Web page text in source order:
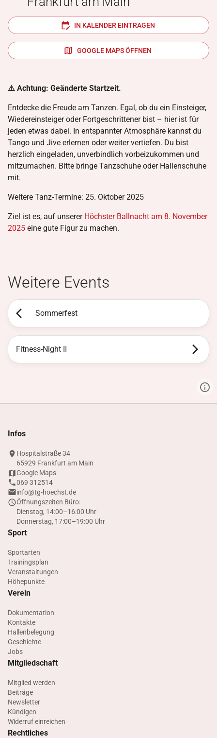
IN KALENDER EINTRAGEN
GOOGLE MAPS ÖFFNEN
⚠️ Achtung: Geänderte Startzeit.
Entdecke die Freude am Tanzen. Egal, ob du ein Einsteiger,
Wiedereinsteiger oder Fortgeschrittener bist – hier ist für
jeden etwas dabei. In entspannter Atmosphäre kannst du
Tango und Jive erlernen oder weiter vertiefen. Du bist
herzlich eingeladen, unverbindlich vorbeizukommen und
mitzumachen. Bitte bringe Tanzschuhe oder Hallenschuhe
mit.
Weitere Tanz-Termine: 25. Oktober 2025
Ziel ist es, auf unserer Höchster Ballnacht am 8. November
2025 eine gute Figur zu machen.
Weitere Events
Sommerfest
Fitness-Night II
Infos
Hospitalstraße 34
65929 Frankfurt am Main
Google Maps
069 312514
info@tg-hoechst.de
Öffnungszeiten Büro:
Dienstag, 14:00–16:00 Uhr
Donnerstag, 17:00–19:00 Uhr
Sport
Sportarten
Trainingsplan
Veranstaltungen
Höhepunkte
Verein
Dokumentation
Kontakte
Hallenbelegung
Geschichte
Jobs
Mitgliedschaft
Mitglied werden
Beiträge
Newsletter
Kündigen
Widerruf einreichen
Rechtliches